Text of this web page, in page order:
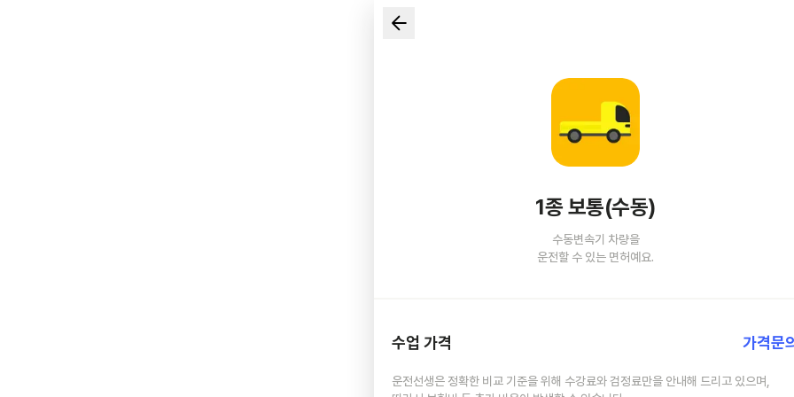
1종 보통(수동)
수동변속기 차량을
운전할 수 있는 면허예요.
수업 가격 가격문
운전선생은 정확한 비교 기준을 위해 수강료와 검정료만을 안내해 드리고 있으며,